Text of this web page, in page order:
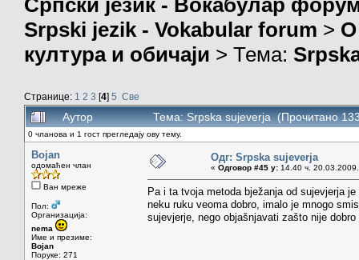
Српски језик - Вокабулар
Srpski jezik - Vokabular forum > О
култура и обичаји > Тема:
Странице: 1 2 3 [4] 5 Све
Аутор Тема: Srpska sujeverja (Прочитано
0 чланова и 1 гост прегледају ову тему.
Bojan
одомаћен члан
Ван мреже
Пол:
Организација:
nema
Име и презиме:
Bojan
Поруке: 271
Одг: Srpska sujeverja
« Одговор #45 у: 14.40 ч.
Pa i ta tvoja metoda bježanja od sujevjerja
neku ruku veoma dobro, imalo je mnogo
sujevjerje, nego objašnjavati zašto nije